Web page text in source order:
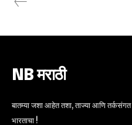
NB मराठी
बातम्या जशा आहेत तशा, ताज्या आणि
भारताचा !